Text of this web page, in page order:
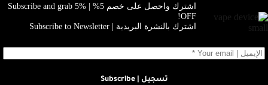
اشترك واحصل على خصم 5% | Subscribe and grab 5%
OFF!
اشترك بالنشرة البريدية | Subscribe to Newsletter
تسجيل | Subscribe